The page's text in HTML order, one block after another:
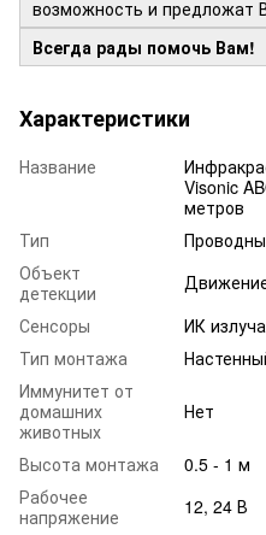
возможность и предложат
Всегда рады помочь Вам!
Характеристики
Название
Visonic
метров
Тип
Объект
детекции
Сенсоры
ИК
Тип монтажа
Иммунитет от
домашних
животных
Нет
Высота монтажа
0.5 - 1 м
Рабочее
напряжение
12, 24 В